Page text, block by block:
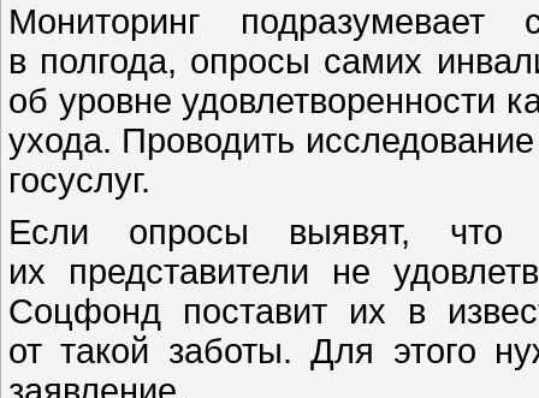
Мониторинг
в полгода, опросы самих
об уровне удовлетворенности
ухода. Проводить
госуслуг.
Если опросы выявят, что
их представители не
Соцфонд поставит их в
от такой заботы. Для этого